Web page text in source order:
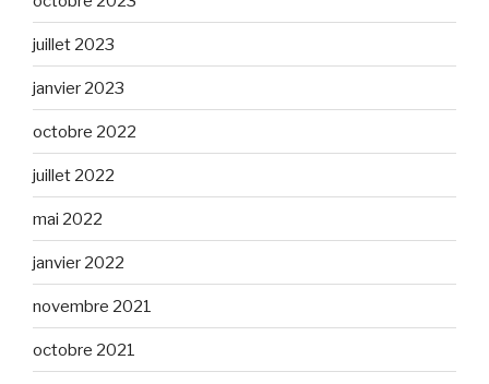
juillet 2023
janvier 2023
octobre 2022
juillet 2022
mai 2022
janvier 2022
novembre 2021
octobre 2021